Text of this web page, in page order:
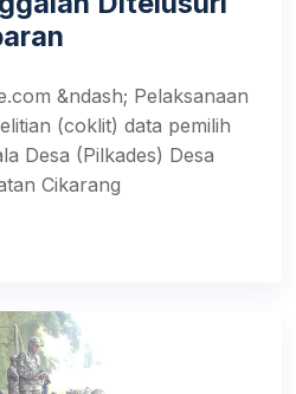
&ndash; Pelaksanaan
(coklit) data pemilih
Desa (Pilkades) Desa
Cikarang